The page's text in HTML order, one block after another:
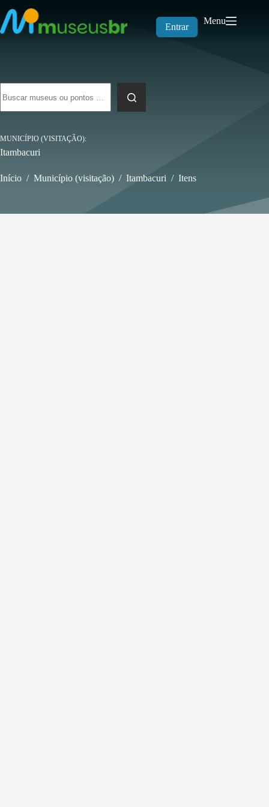
para
o
conteúdo
Entrar
Menu
resultados
MUNICÍPIO (VISITAÇÃO)
Itambacuri
Início / Município (visitação) / Itambacuri / Itens